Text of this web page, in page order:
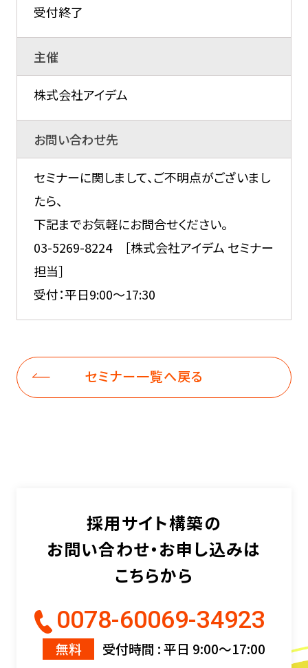
受付終了
主催
株式会社アイデム
お問い合わせ先
セミナーに関しまして、ご不明点がございまし
たら、
下記までお気軽にお問合せください。
03-5269-8224 ［株式会社アイデム セミナー
担当］
受付：平日9:00～17:30
セミナー一覧へ戻る
採用サイト構築の
お問い合わせ・お申し込みは
こちらから
0078-60069-34923
無料 受付時間 : 平日 9:00〜17:00